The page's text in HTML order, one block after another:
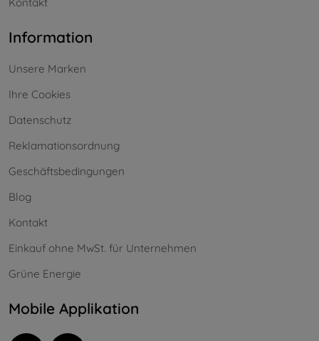
Information
Unsere Marken
Ihre Cookies
Datenschutz
Reklamationsordnung
Geschäftsbedingungen
Blog
Kontakt
Einkauf ohne MwSt. für Unternehmen
Grüne Energie
Mobile Applikation